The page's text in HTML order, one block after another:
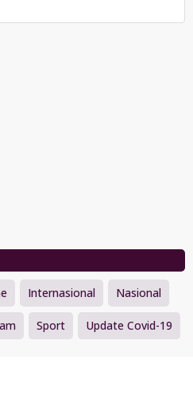
Internasional Nasional
Sport Update Covid-19